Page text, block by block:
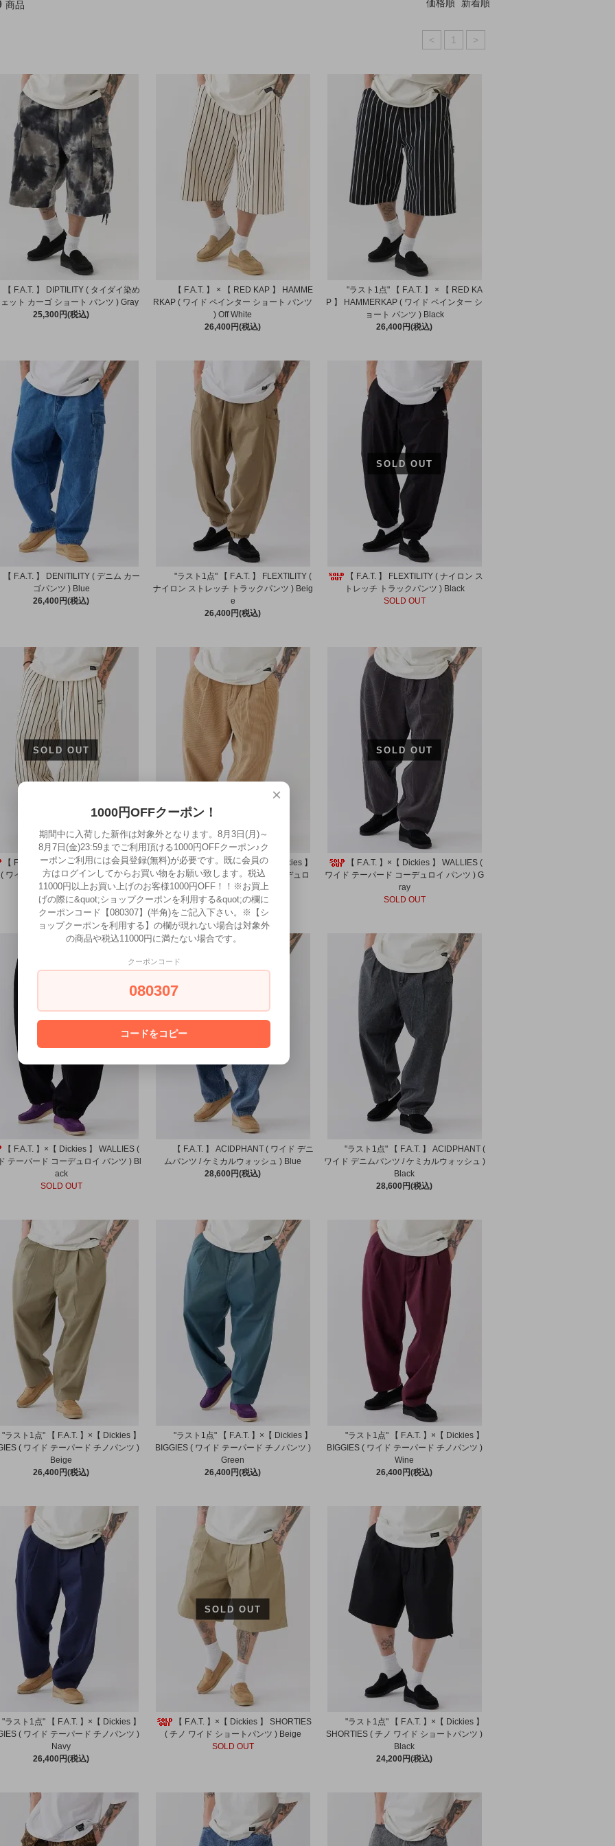
商品 価格順 新着順
< 1 >
【 F.A.T. 】 DIPTILITY ( タイダイ染め
ット カーゴ ショート パンツ ) Gray
25,300円(税込)
【 F.A.T. 】 × 【 RED KAP 】 HAMME
RKAP ( ワイド ペインター ショート パンツ
) Off White
26,400円(税込)
"ラスト1点" 【 F.A.T. 】 × 【 RED KA
P 】 HAMMERKAP ( ワイド ペインター シ
ョート パンツ ) Black
26,400円(税込)
【 F.A.T. 】 DENITILITY ( デニム カー
ゴパンツ ) Blue
26,400円(税込)
"ラスト1点" 【 F.A.T. 】 FLEXTILITY (
ナイロン ストレッチ トラックパンツ ) Beig
e
26,400円(税込)
SOLD OUT
【 F.A.T. 】 FLEXTILITY ( ナイロン ス
トレッチ トラックパンツ ) Black
SOLD OUT
SOLD OUT
【 F.A.T. 】 × 【 RED KAP 】 THREE
ワイド チノタイプ パンツ ) Off White
SOLD OUT
"ラスト1点" 【 F.A.T. 】×【 Dickies 】
WALLIES ( ワイド テーパード コーデュロ
イ パンツ ) Beige
28,600円(税込)
SOLD OUT
【 F.A.T. 】×【 Dickies 】 WALLIES (
ワイド テーパード コーデュロイ パンツ ) G
ray
SOLD OUT
【 F.A.T. 】×【 Dickies 】 WALLIES (
テーパード コーデュロイ パンツ ) Bl
ack
SOLD OUT
【 F.A.T. 】 ACIDPHANT ( ワイド デニ
ムパンツ / ケミカルウォッシュ ) Blue
28,600円(税込)
"ラスト1点" 【 F.A.T. 】 ACIDPHANT (
ワイド デニムパンツ / ケミカルウォッシュ )
Black
28,600円(税込)
"ラスト1点" 【 F.A.T. 】×【 Dickies 】
( ワイド テーパード チノパンツ )
Beige
26,400円(税込)
"ラスト1点" 【 F.A.T. 】×【 Dickies 】
BIGGIES ( ワイド テーパード チノパンツ )
Green
26,400円(税込)
"ラスト1点" 【 F.A.T. 】×【 Dickies 】
BIGGIES ( ワイド テーパード チノパンツ )
Wine
26,400円(税込)
"ラスト1点" 【 F.A.T. 】×【 Dickies 】
( ワイド テーパード チノパンツ )
Navy
26,400円(税込)
SOLD OUT
【 F.A.T. 】×【 Dickies 】 SHORTIES
( チノ ワイド ショートパンツ ) Beige
SOLD OUT
"ラスト1点" 【 F.A.T. 】×【 Dickies 】
SHORTIES ( チノ ワイド ショートパンツ )
Black
24,200円(税込)
×
1000円OFFクーポン！
期間中に入荷した新作は対象外となります。8月3日(月)～
8月7日(金)23:59までご利用頂ける1000円OFFクーポン♪ク
ーポンご利用には会員登録(無料)が必要です。既に会員の
方はログインしてからお買い物をお願い致します。税込
11000円以上お買い上げのお客様1000円OFF！！※お買上
げの際に&quot;ショップクーポンを利用する&quot;の欄に
クーポンコード【080307】(半角)をご記入下さい。※【シ
ョップクーポンを利用する】の欄が現れない場合は対象外
の商品や税込11000円に満たない場合です。
クーポンコード
080307
コードをコピー